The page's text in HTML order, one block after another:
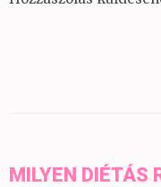
MILYEN DIÉTÁS